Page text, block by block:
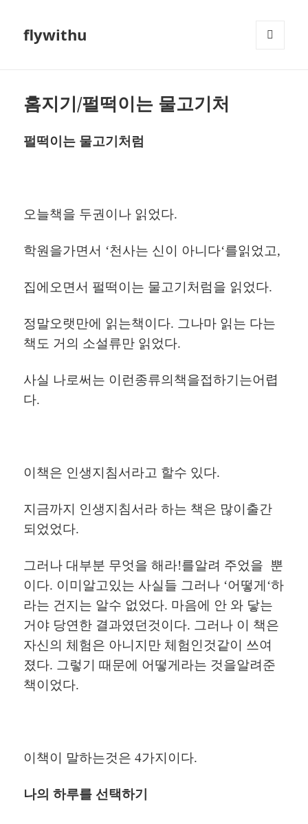
flywithu
홈지기/펄떡이는 물고기처
펄떡이는 물고기처럼
오늘책을 두권이나 읽었다.
학원을가면서 ‘천사는 신이 아니다‘를읽었고,
집에오면서 펄떡이는 물고기처럼을 읽었다.
정말오랫만에 읽는책이다. 그나마 읽는 다는
책도 거의 소설류만 읽었다.
사실 나로써는 이런종류의책을접하기는어렵
다.
이책은 인생지침서라고 할수 있다.
지금까지 인생지침서라 하는 책은 많이출간
되었었다.
그러나 대부분 무엇을 해라!를알려 주었을 뿐
이다. 이미알고있는 사실들 그러나 ‘어떻게 ‘하
라는 건지는 알수 없었다. 마음에 안 와 닿는
거야 당연한 결과였던것이다. 그러나 이
책은
자신의 체험은 아니지만 체험인것같이
쓰여
졌다. 그렇기 때문에 어떻게라는 것을알려준
책이었다.
이책이 말하는것은 4가지이다.
나의 하루를 선택하기